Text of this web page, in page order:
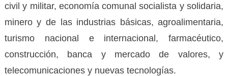
civil y militar, economía comunal socialista y solidaria,
minero y de las industrias básicas, agroalimentaria,
turismo nacional e internacional, farmacéutico,
construcción, banca y mercado de valores, y
telecomunicaciones y nuevas tecnologías.